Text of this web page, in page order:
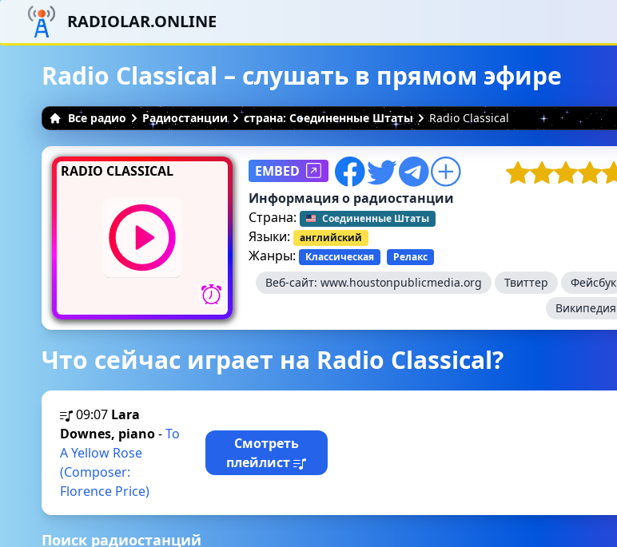
RADIOLAR.ONLINE
Radio Classical – слушать в прямом эфире
Все радио Радиостанции страна: Соединенные Штаты Radio Classical
RADIO CLASSICAL
EMBED
Информация о радиостанции
Страна:
Соединенные Штаты
Языки: английский
Жанры: Классическая Релакс
Веб-сайт: www.houstonpublicmedia.org Твиттер
Фейсбук
Википедия
Что сейчас играет на Radio Classical?
09:07 Lara
Downes, piano-To
A Yellow Rose
(Composer:
Florence Price)
Смотреть
плейлист
Поиск радиостанций